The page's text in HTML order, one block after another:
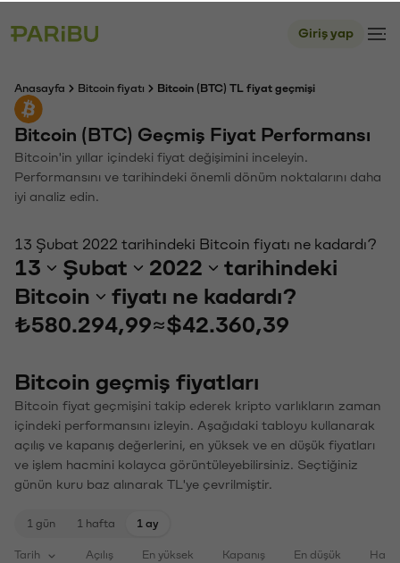
Giriş yap
Anasayfa Bitcoin fiyatı Bitcoin (BTC) TL fiyat geçmişi
Bitcoin (BTC) Geçmiş Fiyat Performansı
Bitcoin'in yıllar içindeki fiyat değişimini inceleyin.
Performansını ve tarihindeki önemli dönüm noktalarını daha
iyi analiz edin.
13 Şubat 2022 tarihindeki Bitcoin fiyatı ne kadardı?
13 Şubat 2022
tarihindeki
Bitcoin
fiyatı ne kadardı?
₺580.294,99≈$42.360,39
Bitcoin geçmiş fiyatları
Bitcoin fiyat geçmişini takip ederek kripto varlıkların zaman
içindeki performansını izleyin. Aşağıdaki tabloyu kullanarak
açılış ve kapanış değerlerini, en yüksek ve en düşük fiyatları
ve işlem hacmini kolayca görüntüleyebilirsiniz. Seçtiğiniz
günün kuru baz alınarak TL'ye çevrilmiştir.
1 gün 1 hafta 1 ay
Tarih Açılış En yüksek Kapanış En düşük